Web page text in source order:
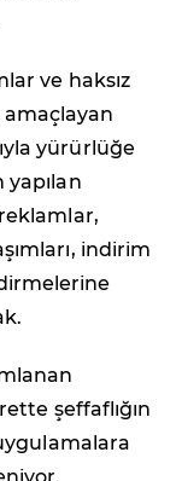
ve haksız
amaçlayan
yürürlüğe
yapılan
indirim
şeffaflığın